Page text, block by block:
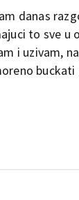
danas
to sve u
i uzivam,
buckati